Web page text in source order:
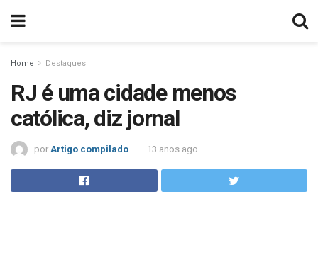
Home Destaques
RJ é uma cidade menos
católica, diz jornal
por Artigo compilado 13 anos ago